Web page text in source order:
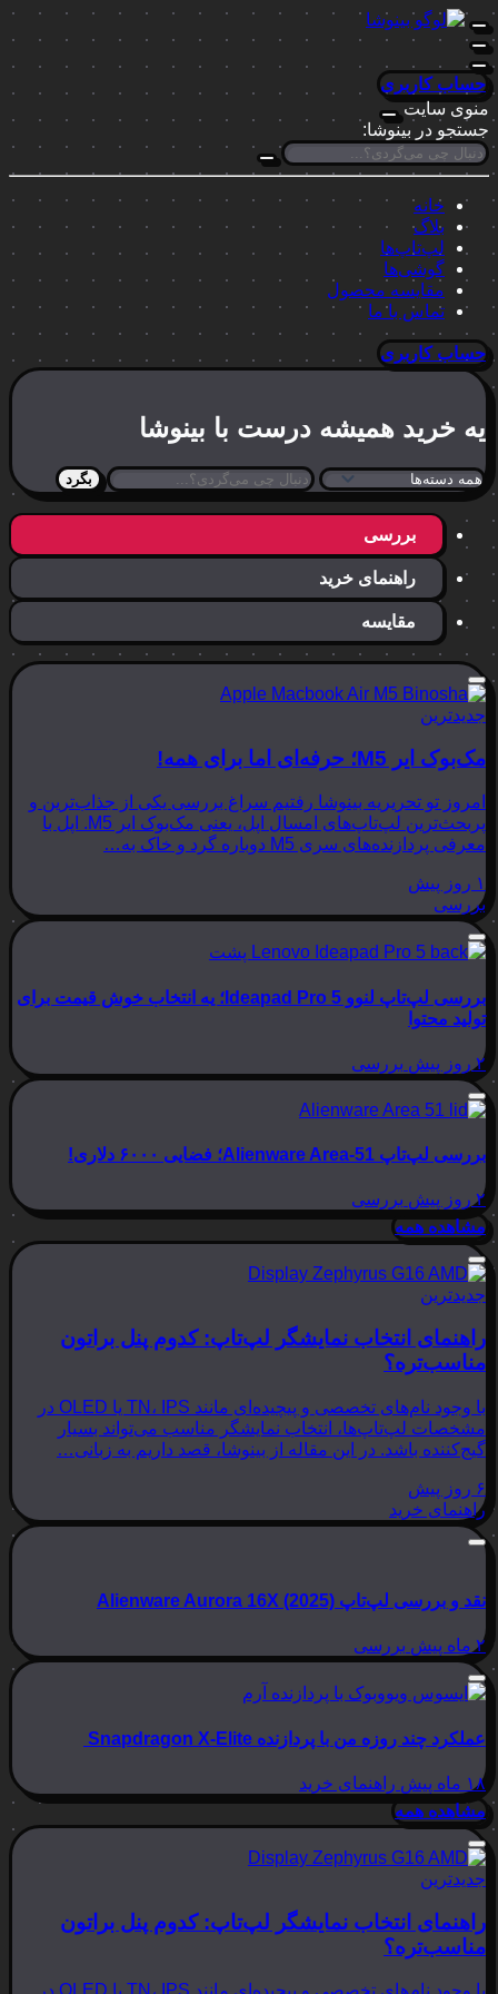
حساب کاربری
منوی سایت
جستجو در بینوشا:
خانه
بلاگ
لپ‌تاپ‌ها
گوشی‌ها
مقایسه محصول
تماس با ما
حساب کاربری
یه خرید همیشه درست با بینوشا
بگرد
بررسی
راهنمای خرید
مقایسه
جدیدترین
مک‌بوک ایر M5؛ حرفه‌ای اما برای همه!
امروز تو تحریریه بینوشا رفتیم سراغ بررسی یکی از جذاب‌ترین و
پربحث‌ترین لپ‌تاپ‌های امسال اپل، یعنی مک‌بوک ایر M5. اپل با
معرفی پردازنده‌های سری M5 دوباره گرد و خاک به…
۱ روز پیش
بررسی
بررسی لپ‌تاپ لنوو Ideapad Pro 5؛ یه انتخاب خوش قیمت برای
تولید محتوا
۲ روز پیش بررسی
بررسی لپ‌تاپ Alienware Area-51؛ فضایی ۶۰۰۰ دلاری!
۲ روز پیش
بررسی
مشاهده همه
جدیدترین
راهنمای انتخاب نمایشگر لپ‌تاپ: کدوم پنل براتون
مناسب‌تره؟
با وجود نام‌های تخصصی و پیچیده‌ای مانند TN، IPS یا OLED در
مشخصات لپ‌تاپ‌ها، انتخاب نمایشگر مناسب می‌تواند بسیار
گیج‌کننده باشد. در این مقاله از بینوشا، قصد داریم به زبانی…
۶ روز پیش
راهنمای خرید
نقد و بررسی لپ‌تاپ Alienware Aurora 16X (2025)
۲ ماه پیش بررسی
عملکرد چند روزه من با پردازنده Snapdragon X-Elite
۱۸ ماه پیش
راهنمای خرید
مشاهده همه
جدیدترین
راهنمای انتخاب نمایشگر لپ‌تاپ: کدوم پنل براتون
مناسب‌تره؟